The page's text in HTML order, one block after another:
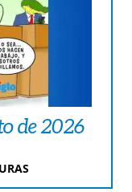
de 2026